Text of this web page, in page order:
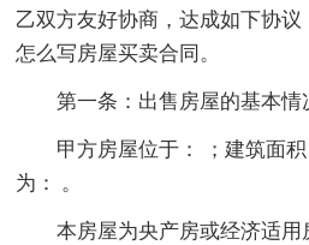
乙双方友好协商，达成如下协议
怎么写房屋买卖合同。
第一条：出售房屋的基本情
甲方房屋位于： ；建筑面
为： 。
本房屋为央产房或经济适